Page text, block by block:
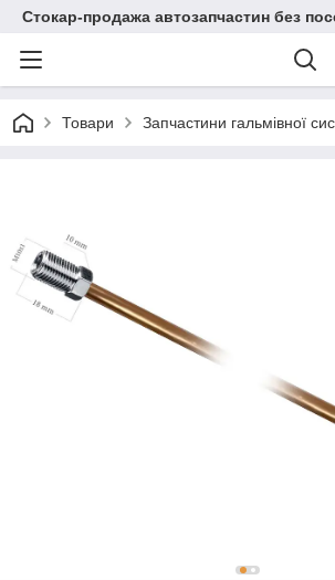
Стокар-продажа автозапчастин без
Товари Запчастини гальмівної